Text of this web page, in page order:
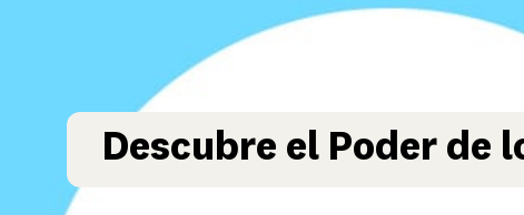
Descubre el Poder de